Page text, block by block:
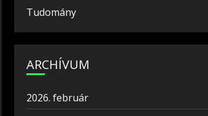
Tudomány
ARCHÍVUM
2026. február